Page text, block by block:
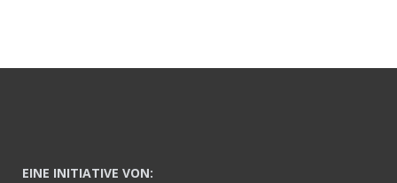
EINE INITIATIVE VON: